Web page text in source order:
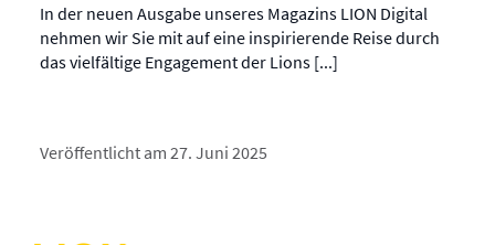
In der neuen Ausgabe unseres Magazins LION Digital
nehmen wir Sie mit auf eine inspirierende Reise durch
das vielfältige Engagement der Lions [...]
Veröffentlicht am 27. Juni 2025